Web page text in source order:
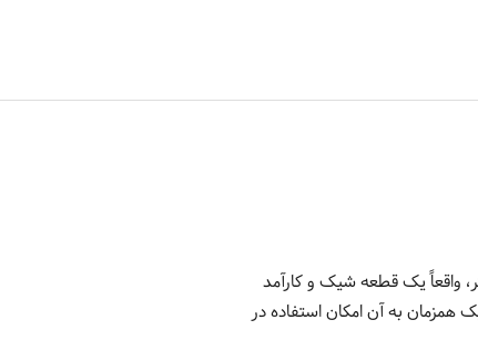
استیل ضد زنگ به ابعاد 42 میلیمتر و ضخامت 10 میلیمتر، واقعاً یک قطعه شیک و کارآمد
به آن امکان استفاده در